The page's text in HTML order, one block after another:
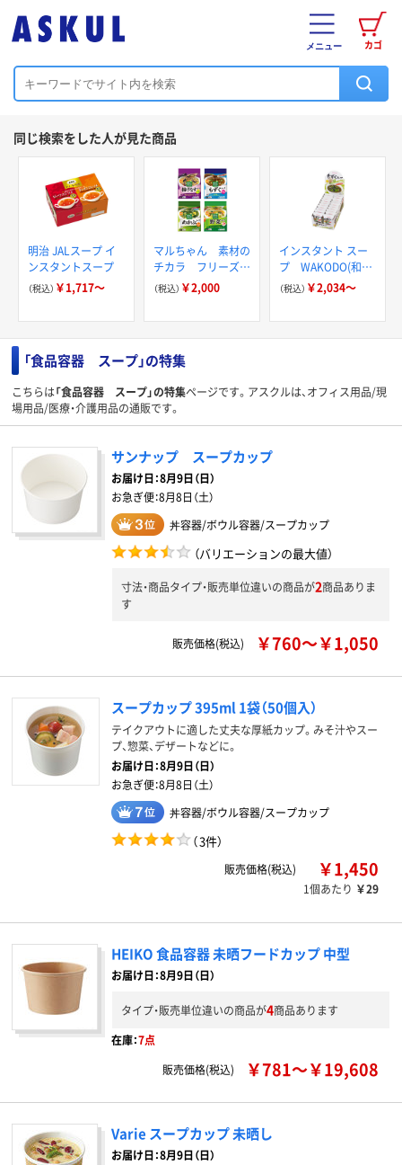
カゴ
メニュー
同じ検索をした人が見た商品
明治 JALスープ イ
ンスタントスープ
（税込） ￥1,717～
マルちゃん 素材の
チカラ フリーズド
ライ おやさい系ス
ープ 5食×4コ
（税込） ￥2,000
インスタント スー
プ WAKODO(和光
堂)
（税込） ￥2,034～
「食品容器 スープ」の特集
こちらは「食品容器 スープ」の特集ページです。アスクルは、オフィス用品/現
場用品/医療・介護用品の通販です。
サンナップ スープカップ
お届け日：8月9日（日）
お急ぎ便：8月8日（土）
丼容器/ボウル容器/スープカップ
（バリエーションの最大値）
寸法・商品タイプ・販売単位違いの商品が2商品ありま
す
販売価格(税込) ￥760～￥1,050
スープカップ 395ml 1袋（50個入）
テイクアウトに適した丈夫な厚紙カップ。みそ汁やスー
プ、惣菜、デザートなどに。
お届け日：8月9日（日）
お急ぎ便：8月8日（土）
丼容器/ボウル容器/スープカップ
（3件）
販売価格(税込) ￥1,450
1個あたり ￥29
HEIKO 食品容器 未晒フードカップ 中型
お届け日：8月9日（日）
タイプ・販売単位違いの商品が4商品あります
在庫：7点
販売価格(税込)
￥781～￥19,608
Varie スープカップ 未晒し
お届け日：8月9日（日）